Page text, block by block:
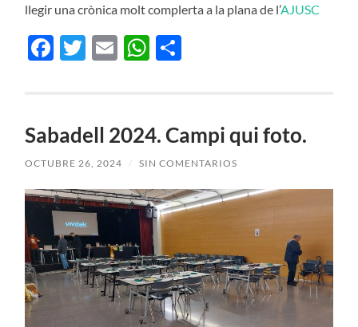
llegir una crònica molt complerta a la plana de l’AJUSC
Facebook
Twitter
EmailWhatsApp
Sabadell 2024. Campi qui foto.
OCTUBRE 26, 2024 / SIN COMENTARIOS